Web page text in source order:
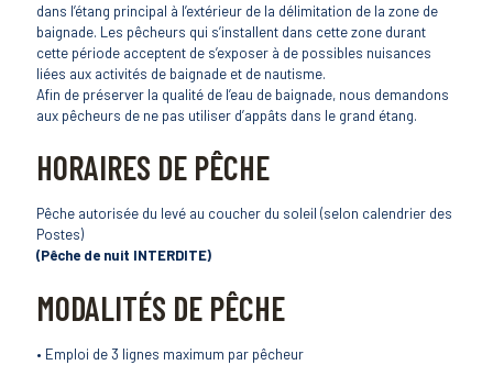
dans l’étang principal à l’extérieur de la délimitation de la zone de
baignade. Les pêcheurs qui s’installent dans cette zone durant
cette période acceptent de s’exposer à de possibles nuisances
liées aux activités de baignade et de nautisme.
Afin de préserver la qualité de l’eau de baignade, nous demandons
aux pêcheurs de ne pas utiliser d’appâts dans le grand étang.
HORAIRES DE PÊCHE
Pêche autorisée du levé au coucher du soleil (selon calendrier des
Postes)
(Pêche de nuit INTERDITE)
MODALITÉS DE PÊCHE
• Emploi de 3 lignes maximum par pêcheur